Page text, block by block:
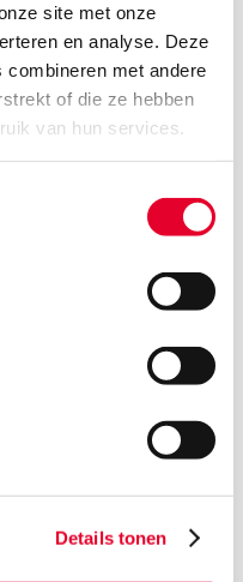
site met onze
en analyse. Deze
combineren met andere
of die ze hebben
van hun services.
Details tonen